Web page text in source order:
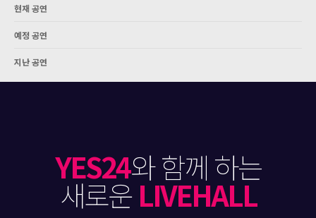
현재 공연
예정 공연
지난 공연
YES24와 함께 하는
새로운LIVEHALL